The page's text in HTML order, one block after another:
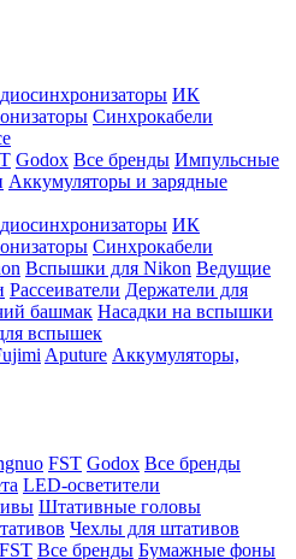
ИК
Синхрокабели
Godox Все бренды Импульсные
Аккумуляторы и зарядные
ИК
Синхрокабели
Вспышки для Nikon Ведущие
Рассеиватели Держатели для
башмак Насадки на вспышки
вспышек
Aputure Аккумуляторы,
FST Godox Все бренды
LED-осветители
Штативные головы
Чехлы для штативов
FST Все бренды Бумажные фоны